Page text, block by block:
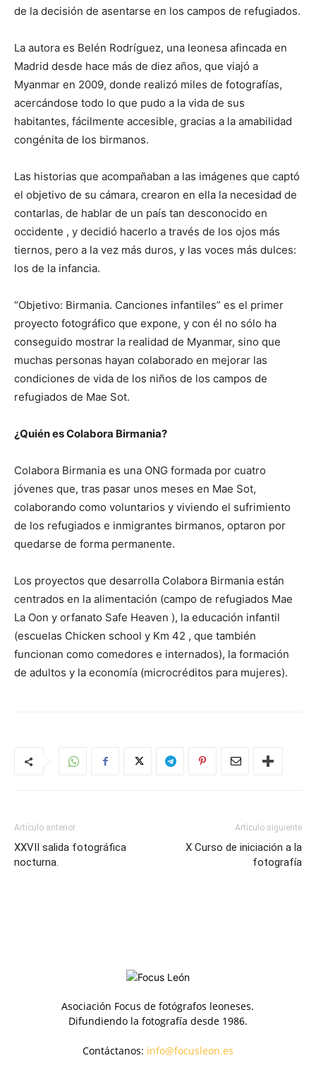
de la decisión de asentarse en los campos de refugiados.
La autora es Belén Rodríguez, una leonesa afincada en
Madrid desde hace más de diez años, que viajó a
Myanmar en 2009, donde realizó miles de fotografías,
acercándose todo lo que pudo a la vida de sus
habitantes, fácilmente accesible, gracias a la amabilidad
congénita de los birmanos.
Las historias que acompañaban a las imágenes que captó
el objetivo de su cámara, crearon en ella la necesidad de
contarlas, de hablar de un país tan desconocido en
occidente , y decidió hacerlo a través de los ojos más
tiernos, pero a la vez más duros, y las voces más dulces:
los de la infancia.
“Objetivo: Birmania. Canciones infantiles” es el primer
proyecto fotográfico que expone, y con él no sólo ha
conseguido mostrar la realidad de Myanmar, sino que
muchas personas hayan colaborado en mejorar las
condiciones de vida de los niños de los campos de
refugiados de Mae Sot.
¿Quién es Colabora Birmania?
Colabora Birmania es una ONG formada por cuatro
jóvenes que, tras pasar unos meses en Mae Sot,
colaborando como voluntarios y viviendo el sufrimiento
de los refugiados e inmigrantes birmanos, optaron por
quedarse de forma permanente.
Los proyectos que desarrolla Colabora Birmania están
centrados en la alimentación (campo de refugiados Mae
La Oon y orfanato Safe Heaven ), la educación infantil
(escuelas Chicken school y Km 42 , que también
funcionan como comedores e internados), la formación
de adultos y la economía (microcréditos para mujeres).
Artículo anterior
XXVII salida fotográfica
nocturna.
Artículo siguiente
X Curso de iniciación a la
fotografía
Asociación Focus de fotógrafos leoneses.
Difundiendo la fotografía desde 1986.
Contáctanos: info@focusleon.es